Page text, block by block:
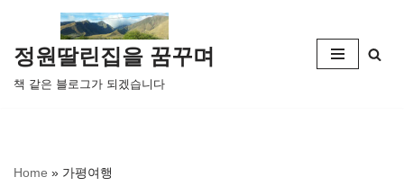
콘
텐
츠
뛰
정원딸린집을 꿈꾸며
책 같은 블로그가 되겠습니다
Home » 가평여행